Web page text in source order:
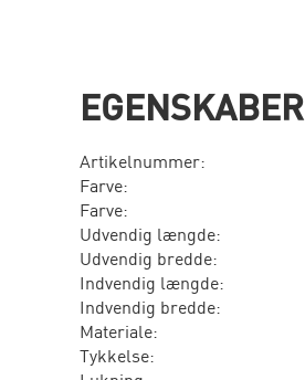
EGENSKABER
Artikelnummer:
Farve:
Farve:
Udvendig længde:
Udvendig bredde:
Indvendig længde:
Indvendig bredde:
Materiale:
Tykkelse: